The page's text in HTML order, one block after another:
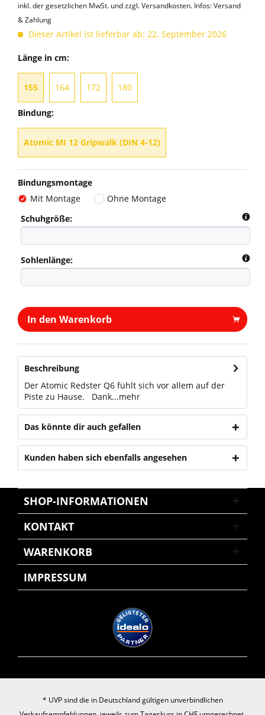
inkl. der gesetzlichen MwSt. undzzgl. Versandkosten. Infos: Versand
& Zahlung
Dieser Artikel ist lieferbar ab: 22. September 2026
Länge in cm:
155 164 172 180
Bindung:
Atomic MI 12 Gripwalk (DIN 4-12)
Bindungsmontage
Mit Montage
Ohne Montage
Schuhgröße:
Sohlenlänge:
In den Warenkorb
Beschreibung
Der Atomic Redster Q6 fühlt sich vor allem auf der
Piste zu Hause. Dank...mehr
Das könnte dir auch gefallen
Kunden haben sich ebenfalls angesehen
SHOP-INFORMATIONEN
KONTAKT
WARENKORB
IMPRESSUM
* UVP sind die in Deutschland gültigen unverbindlichen